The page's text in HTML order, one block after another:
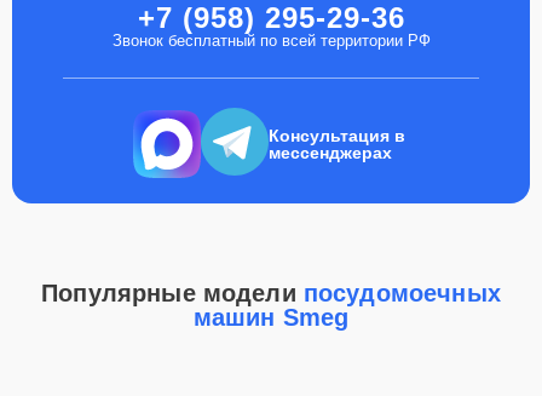
+7 (958) 295-29-36
Звонок бесплатный по всей территории РФ
Консультация в
мессенджерах
Популярные модели посудомоечных
машин Smeg